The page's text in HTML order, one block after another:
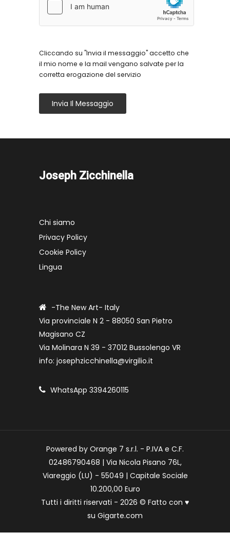
Cliccando su "Invia il messaggio" accetto che
il mio nome e la mail vengano salvate per la
corretta erogazione del servizio
Invia Il Messaggio
Joseph Zicchinella
Chi siamo
Privacy Policy
Cookie Policy
Lingua
-The New Art- Italy
Via provinciale N 2 - 88050 San Pietro
Magisano CZ
Via Molinara N 39 - 37012 Bussolengo VR
info: josephzicchinella@virgilio.it
WhatsApp 3394260115
Powered by Orange 7 s.r.l. - P.IVA e C.F.
02486790468 | Via Nicola Pisano 76L,
Viareggio (LU) - 55049 | Capitale Sociale
10.200,00 Euro
Tutti i diritti riservati - 2026 © Fatto con ♥
su Gigarte.com